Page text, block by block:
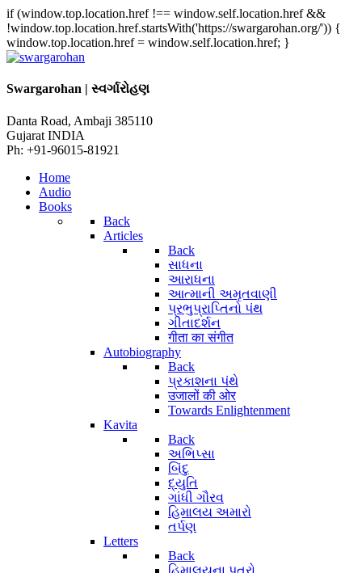
if (window.top.location.href !== window.self.location.href &&
!window.top.location.href.startsWith('https://swargarohan.org/')) {
window.top.location.href = window.self.location.href; }
Swargarohan | સ્વર્ગારોહણ
Danta Road, Ambaji 385110
Gujarat INDIA
Ph: +91-96015-81921
Home
Audio
Books
Back
Articles
Back
સાધના
આરાધના
આત્માની અમૃતવાણી
પ્રભુપ્રાપ્તિનો પંથ
ગીતાદર્શન
गीता का संगीत
Autobiography
Back
પ્રકાશના પંથે
उजालों की ओर
Towards Enlightenment
Kavita
Back
અભિપ્સા
બિંદુ
દ્યુતિ
ગાંધી ગૌરવ
હિમાલય અમારો
તર્પણ
Letters
Back
હિમાલયના પત્રો